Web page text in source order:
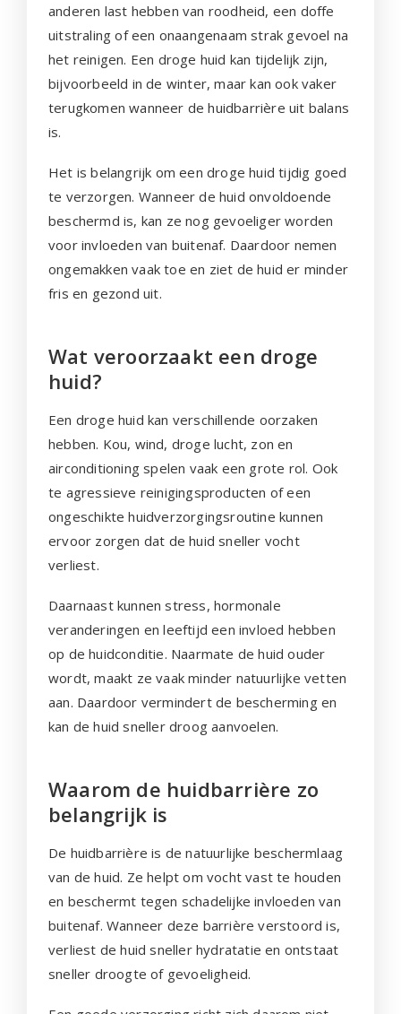
anderen last hebben van roodheid, een doffe
uitstraling of een onaangenaam strak gevoel na
het reinigen. Een droge huid kan tijdelijk zijn,
bijvoorbeeld in de winter, maar kan ook vaker
terugkomen wanneer de huidbarrière uit balans
is.
Het is belangrijk om een droge huid tijdig goed
te verzorgen. Wanneer de huid onvoldoende
beschermd is, kan ze nog gevoeliger worden
voor invloeden van buitenaf. Daardoor nemen
ongemakken vaak toe en ziet de huid er minder
fris en gezond uit.
Wat veroorzaakt een droge
huid?
Een droge huid kan verschillende oorzaken
hebben. Kou, wind, droge lucht, zon en
airconditioning spelen vaak een grote rol. Ook
te agressieve reinigingsproducten of een
ongeschikte huidverzorgingsroutine kunnen
ervoor zorgen dat de huid sneller vocht
verliest.
Daarnaast kunnen stress, hormonale
veranderingen en leeftijd een invloed hebben
op de huidconditie. Naarmate de huid ouder
wordt, maakt ze vaak minder natuurlijke vetten
aan. Daardoor vermindert de bescherming en
kan de huid sneller droog aanvoelen.
Waarom de huidbarrière zo
belangrijk is
De huidbarrière is de natuurlijke beschermlaag
van de huid. Ze helpt om vocht vast te houden
en beschermt tegen schadelijke invloeden van
buitenaf. Wanneer deze barrière verstoord is,
verliest de huid sneller hydratatie en ontstaat
sneller droogte of gevoeligheid.